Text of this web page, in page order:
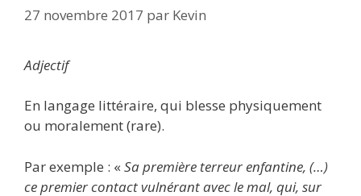
27 novembre 2017 par Kevin
Adjectif
En langage littéraire, qui blesse physiquement
ou moralement (rare).
Par exemple : « Sa première terreur enfantine, (…)
ce premier contact vulnérant avec le mal, qui, sur